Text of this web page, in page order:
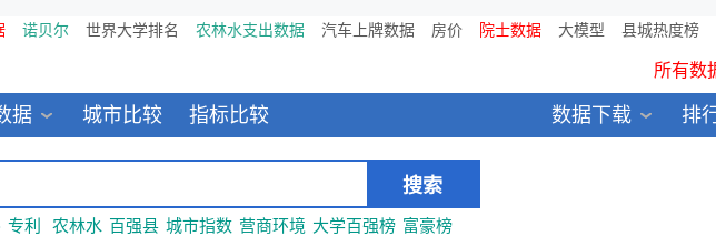
诺贝尔 世界大学排名 农林水支出数据 汽车上牌数据 房价 院士数据 大模型 县城热度榜
鸥维数据发布：2024中国大
所有数
全新医院库 包含11万多医疗
据 城市比较 指标比较 排
数据下载
专利 农林水 百强县 城市指数 营商环境 大学百强榜 富豪榜